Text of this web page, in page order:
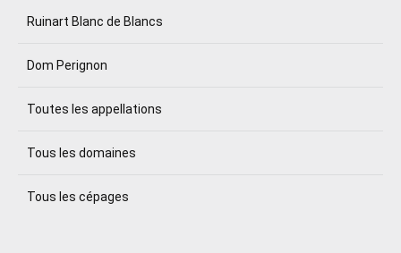
Ruinart Blanc de Blancs
Dom Perignon
Toutes les appellations
Tous les domaines
Tous les cépages